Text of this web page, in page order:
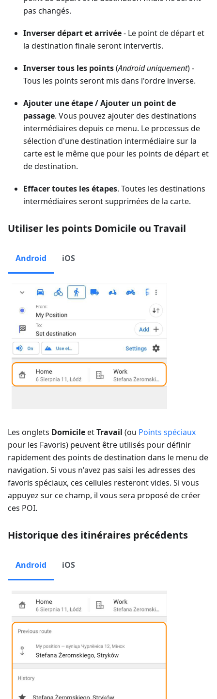
pas changés.
Inverser départ et arrivée- Le point de départ et
la destination finale seront intervertis.
Inverser tous les points(Android uniquement) -
Tous les points seront mis dans l'ordre inverse.
Ajouter une étape/Ajouter un point de
passage. Vous pouvez ajouter des destinations
intermédiaires depuis ce menu. Le processus de
sélection d'une destination intermédiaire sur la
carte est le même que pour les points de départ et
de destination.
Effacer toutes les étapes. Toutes les destinations
intermédiaires seront supprimées de la carte.
Utiliser les points Domicile ou Travail
Android iOS
Les onglets DomicileetTravail (ou Points spéciaux
pour les Favoris) peuvent être utilisés pour définir
rapidement des points de destination dans le menu de
navigation. Si vous n'avez pas saisi les adresses des
favoris spéciaux, ces cellules resteront vides. Si vous
appuyez sur ce champ, il vous sera proposé de créer
ces POI.
Historique des itinéraires précédents
Android iOS